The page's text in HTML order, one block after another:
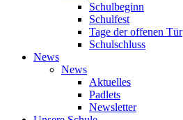
Schulbeginn
Schulfest
Tage der offenen Tür
Schulschluss
News
News
Aktuelles
Padlets
Newsletter